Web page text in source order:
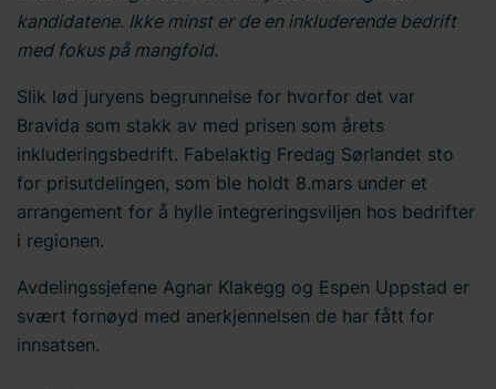
kandidatene. Ikke minst er de en inkluderende bedrift
med fokus på mangfold.
Slik lød juryens begrunnelse for hvorfor det var
Bravida som stakk av med prisen som årets
inkluderingsbedrift. Fabelaktig Fredag Sørlandet sto
for prisutdelingen, som ble holdt 8.mars under et
arrangement for å hylle integreringsviljen hos bedrifter
i regionen.
Avdelingssjefene Agnar Klakegg og Espen Uppstad er
svært fornøyd med anerkjennelsen de har fått for
innsatsen.